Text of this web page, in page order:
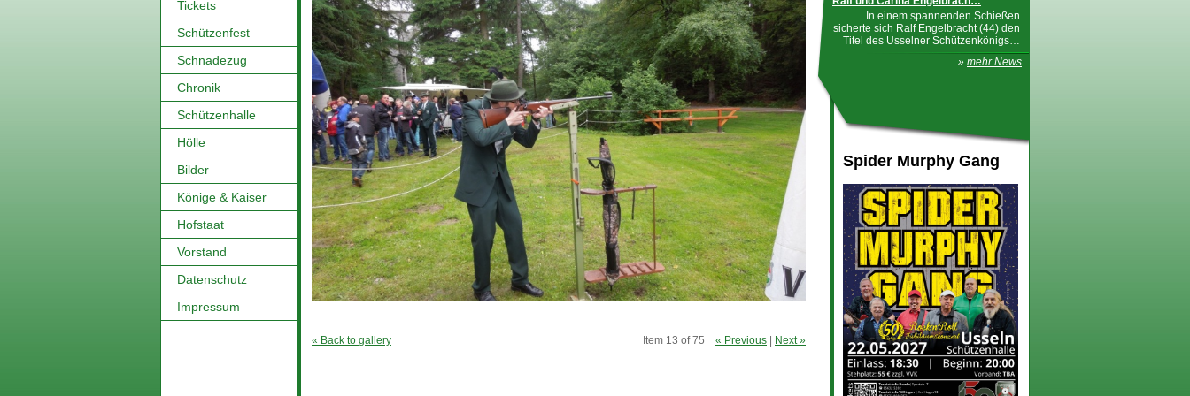
Tickets
Schützenfest
Schnadezug
Chronik
Schützenhalle
Hölle
Bilder
Könige & Kaiser
Hofstaat
Vorstand
Datenschutz
Impressum
« Back to gallery Item 13 of 75 « Previous | Next »
Spider Murphy Gang
In einem spannenden Schießen
sicherte sich Ralf Engelbracht (44) den
Titel des Usselner Schützenkönigs…
» mehr News